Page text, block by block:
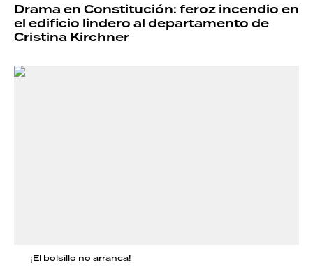
Drama en Constitución: feroz incendio en
el edificio lindero al departamento de
Cristina Kirchner
¡El bolsillo no arranca!